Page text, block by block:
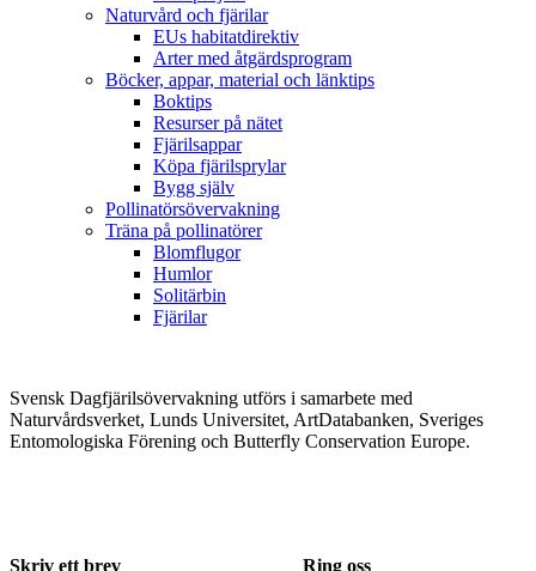
Naturvård och fjärilar
EUs habitatdirektiv
Arter med åtgärdsprogram
Böcker, appar, material och länktips
Boktips
Resurser på nätet
Fjärilsappar
Köpa fjärilsprylar
Bygg själv
Pollinatörsövervakning
Träna på pollinatörer
Blomflugor
Humlor
Solitärbin
Fjärilar
Svensk Dagfjärilsövervakning utförs i samarbete med
Naturvårdsverket, Lunds Universitet, ArtDatabanken, Sveriges
Entomologiska Förening och Butterfly Conservation Europe.
Skriv ett brev Ring oss